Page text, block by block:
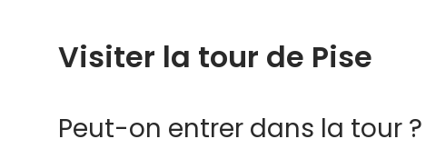
Visiter la tour de Pise
Peut-on entrer dans la tour ?